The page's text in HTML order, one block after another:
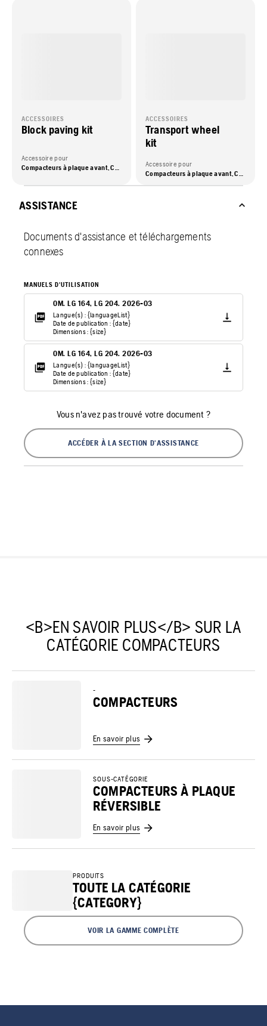
ACCESSOIRES
Block paving kit
Accessoire pour
Compacteurs à plaque avant, Compacteurs à plaque réversible
ACCESSOIRES
Transport wheel
kit
Accessoire pour
Compacteurs à plaque avant, Compacteurs à plaque réversible, Pilonneuses
ASSISTANCE
Documents d'assistance et téléchargements
connexes
MANUELS D'UTILISATION
OM. LG 164, LG 204. 2026-03
Langue(s) : {languageList}
Date de publication : {date}
Dimensions : {size}
OM. LG 164, LG 204. 2026-03
Langue(s) : {languageList}
Date de publication : {date}
Dimensions : {size}
Vous n'avez pas trouvé votre document ?
ACCÉDER À LA SECTION D'ASSISTANCE
<B>EN SAVOIR PLUS</B> SUR LA
CATÉGORIE COMPACTEURS
-
COMPACTEURS
En savoir plus
SOUS-CATÉGORIE
COMPACTEURS À PLAQUE
RÉVERSIBLE
En savoir plus
PRODUITS
TOUTE LA CATÉGORIE
{CATEGORY}
VOIR LA GAMME COMPLÈTE